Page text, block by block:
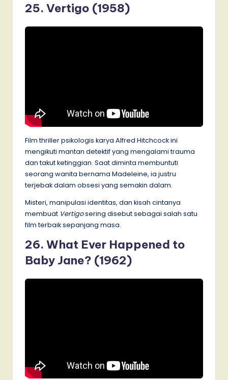
25. Vertigo (1958)
Film thriller psikologis karya Alfred Hitchcock ini
mengikuti mantan detektif yang mengalami trauma
dan takut ketinggian. Saat diminta membuntuti
seorang wanita bernama Madeleine, ia justru
terjebak dalam obsesi yang semakin dalam.
Misteri, manipulasi identitas, dan kisah cintanya
membuat Vertigosering disebut sebagai salah satu
film terbaik sepanjang masa.
26. What Ever Happened to
Baby Jane? (1962)